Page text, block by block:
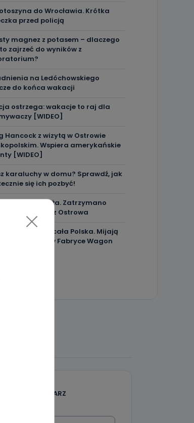
do Wrocławia. Krótka
przed policją
magnez z potasem – dlaczego
zajrzeć do wyników z
na Ledóchowskiego
do końca wakacji
ostrzega: wakacje to raj dla
[WIDEO]
Hancock z wizytą w Ostrowie
Wspiera amerykańskie
[WIDEO]
karaluchy w domu? Sprawdź, jak
się ich pozbyć!
z użyciem noża. Zatrzymano
mężczyzn z Ostrowa
im się cała Polska. Mijają
od strajku w Fabryce Wagon
KOMENTARZ